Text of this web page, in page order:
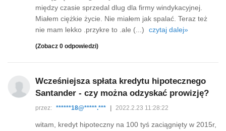
między czasie sprzedal dlug dla firmy windykacyjnej.
Miałem ciężkie życie. Nie miałem jak spalać. Teraz też
nie mam lekko .przykre to .ale (...)
czytaj dalej»
(Zobacz 0 odpowiedzi)
Wcześniejsza spłata kredytu hipotecznego
Santander - czy można odzyskać prowizję?
przez: ******18@*****.*** 2022.2.23 11:28:22
witam, kredyt hipoteczny na 100 tyś zaciągnięty w 2015r,